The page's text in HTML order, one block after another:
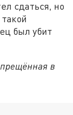
сдаться, но
был убит
в